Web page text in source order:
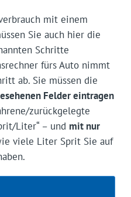
mit einem
Sie auch hier die
Schritte
fürs Auto nimmt
ab. Sie müssen die
Felder eintragen
zurückgelegte
Liter“ – und mit nur
viele Liter Sprit Sie auf